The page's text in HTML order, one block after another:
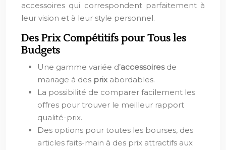
accessoires qui correspondent parfaitement à
leur vision et à leur style personnel.
Des Prix Compétitifs pour Tous les
Budgets
Une gamme variée d’accessoiresde
mariage à des prixabordables.
La possibilité de comparer facilement les
offres pour trouver le meilleur rapport
qualité-prix.
Des options pour toutes les bourses, des
articles faits-main à des prix attractifs aux